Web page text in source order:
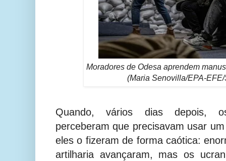
Moradores de Odesa aprendem
(Maria Senovilla/EPA-
Quando, vários dias depois,
perceberam que precisavam usar
eles o fizeram de forma caótica:
artilharia avançaram, mas os